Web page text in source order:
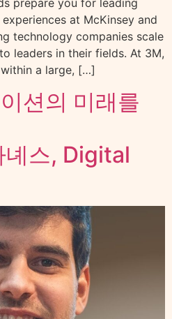
prepare you for leading
at McKinsey and
technology companies scale
leaders in their fields. At 3M,
a large, […]
션의 미래를
녜스, Digital